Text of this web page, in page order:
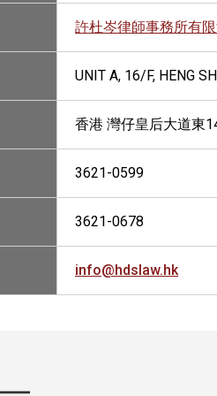
許杜岑律師事務所有
UNIT A, 16/F, HENG
香港 灣仔皇后大道東
3621-0599
3621-0678
info@hdslaw.hk